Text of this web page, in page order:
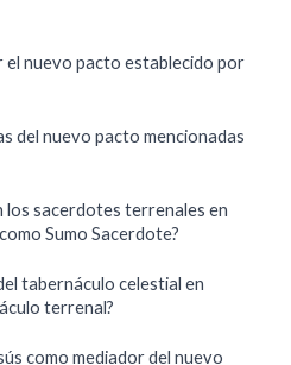
el nuevo pacto establecido por
del nuevo pacto mencionadas
los sacerdotes terrenales en
Sumo Sacerdote?
tabernáculo celestial en
terrenal?
como mediador del nuevo